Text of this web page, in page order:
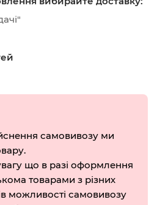
самовивозу ми
що в разі оформлення
товарами з різних
можливості самовивозу